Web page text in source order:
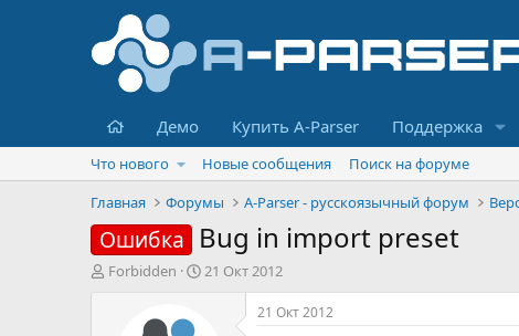
Главная
Демо Купить A-Parser Поддержка
Что нового Новые сообщения
Поиск на форуме
Главная
Форумы A-Parser - русскоязычный форум
Ошибка Bug in import preset
А
Forbidden
Д
21 Окт 2012
21 Окт 2012